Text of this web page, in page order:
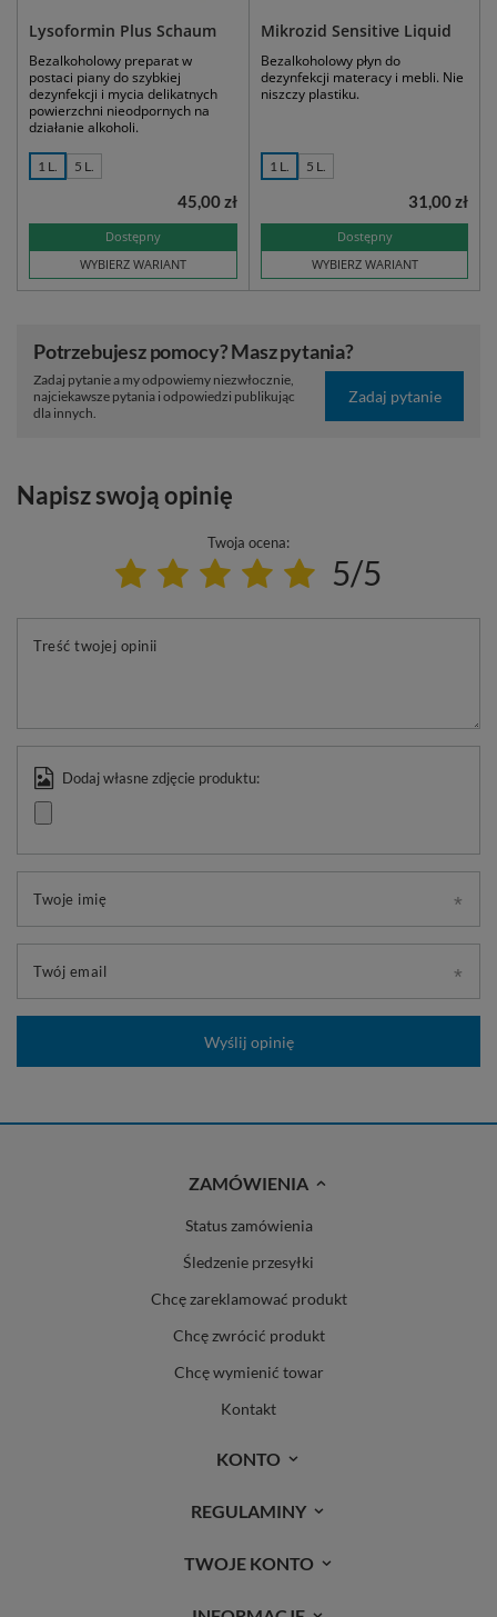
Lysoformin Plus Schaum
Bezalkoholowy preparat w
postaci piany do szybkiej
dezynfekcji i mycia delikatnych
powierzchni nieodpornych na
działanie alkoholi.
1 L. 5 L.
Dostępny
WYBIERZ WARIANT
45,00 zł
Mikrozid Sensitive Liquid
Bezalkoholowy płyn do
dezynfekcji materacy i mebli. Nie
niszczy plastiku.
1 L. 5 L.
Dostępny
WYBIERZ WARIANT
31,00 zł
Potrzebujesz pomocy? Masz pytania?
Zadaj pytanie a my odpowiemy niezwłocznie,
najciekawsze pytania i odpowiedzi publikując
dla innych.
Zadaj pytanie
Napisz swoją opinię
Twoja ocena:
5/5
Treść twojej opinii
Dodaj własne zdjęcie produktu:
Twoje imię
Twój email
Wyślij opinię
ZAMÓWIENIA
Status zamówienia
Śledzenie przesyłki
Chcę zareklamować produkt
Chcę zwrócić produkt
Chcę wymienić towar
Kontakt
KONTO
REGULAMINY
TWOJE KONTO